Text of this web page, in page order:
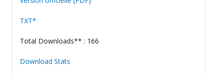
TXT*
Total Downloads** : 166
Download Stats